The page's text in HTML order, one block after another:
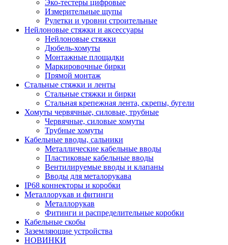
Эко-тестеры цифровые
Измерительные щупы
Рулетки и уровни строительные
Нейлоновые стяжки и аксессуары
Нейлоновые стяжки
Дюбель-хомуты
Монтажные площадки
Маркировочные бирки
Прямой монтаж
Стальные стяжки и ленты
Стальные стяжки и бирки
Стальная крепежная лента, скрепы, бугели
Хомуты червячные, силовые, трубные
Червячные, силовые хомуты
Трубные хомуты
Кабельные вводы, сальники
Металлические кабельные вводы
Пластиковые кабельные вводы
Вентилируемые вводы и клапаны
Вводы для металорукава
IP68 коннекторы и коробки
Металлорукав и фитинги
Металлорукав
Фитинги и распределительные коробки
Кабельные скобы
Заземляющие устройства
НОВИНКИ